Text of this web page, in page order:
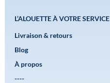
L’ALOUETTE À VOTRE SERVICE
Livraison & retours
Blog
À propos
----